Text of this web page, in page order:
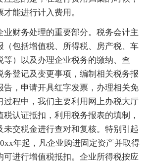
能进行计入费用。
业财务处理的重要部分。税务会计主
（包括增值税、所得税、房产税、车
等）以及办理企业税务的缴纳、查
务登记及变更事项，编制相关税务报
告，申请开具红字发票，办理相关免
过程中，我们主要利用网上办税大厅
认证抵扣，利用税务报表的填制，
未交税金进行查对和复核。特别引起
年起，凡企业购进固定资产并取得
可进行增值税抵扣。企业所得税按应